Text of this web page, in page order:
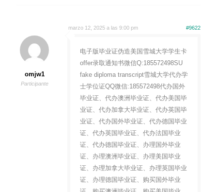
marzo 12, 2025 a las 9:00 pm #9622
omjw1
Participante
电子版毕业证伪造美国雪城大学学生卡
offer录取通知书微信Q:185572498SU
fake diploma transcript雪城大学代办学
士学位证QQ微信:185572498代办国外
毕业证、代办澳洲毕业证、代办美国毕
业证、代办加拿大毕业证、代办英国毕
业证、代办国外毕业证、代办德国毕业
证、代办英国毕业证、代办法国毕业
证、代办德国毕业证、办理国外毕业
证、办理澳洲毕业证、办理美国毕业
证、办理加拿大毕业证、办理英国毕业
证、办理德国毕业证、购买国外毕业